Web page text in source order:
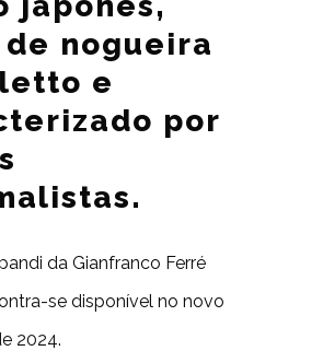
nogueira
e
por
da Gianfranco Ferré
se disponível no novo
2024.